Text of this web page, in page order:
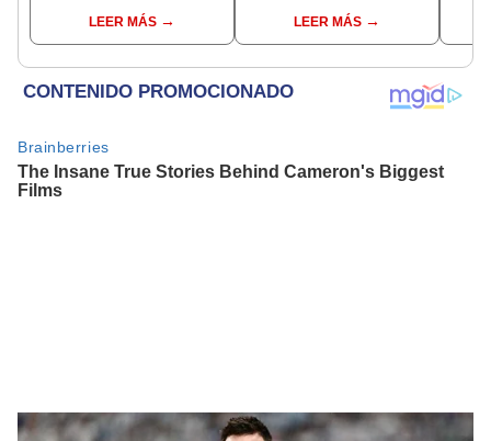
regional por ocultar
sentencia
LEER MÁS
fujimorista María
Cordero Jon Tay
LEER MÁS